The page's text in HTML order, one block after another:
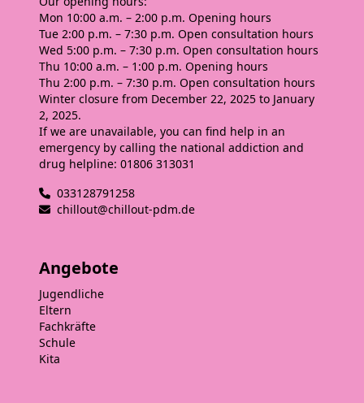
Mon 10:00 a.m. – 2:00 p.m. Opening hours
Tue 2:00 p.m. – 7:30 p.m. Open consultation hours
Wed 5:00 p.m. – 7:30 p.m. Open consultation hours
Thu 10:00 a.m. – 1:00 p.m. Opening hours
Thu 2:00 p.m. – 7:30 p.m. Open consultation hours
Winter closure from December 22, 2025 to January
2, 2025.
If we are unavailable, you can find help in an
emergency by calling the national addiction and
drug helpline: 01806 313031
033128791258
chillout@chillout-pdm.de
Angebote
Jugendliche
Eltern
Fachkräfte
Schule
Kita